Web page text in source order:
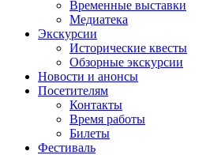
Временные выставки
Медиатека
Экскурсии
Исторические квесты
Обзорные экскурсии
Новости и анонсы
Посетителям
Контакты
Время работы
Билеты
Фестиваль